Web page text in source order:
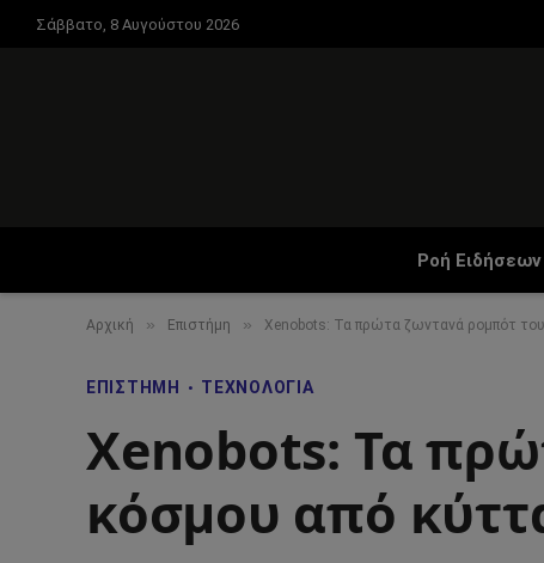
Σάββατο, 8 Αυγούστου 2026
Ροή Ειδήσεων
Αρχική » Επιστήμη » Xenobots: Τα πρώτα ζωντανά ρομπότ
ΕΠΙΣΤΉΜΗ ΤΕΧΝΟΛΟΓΊΑ
Xenobots: Τα
κόσμου από